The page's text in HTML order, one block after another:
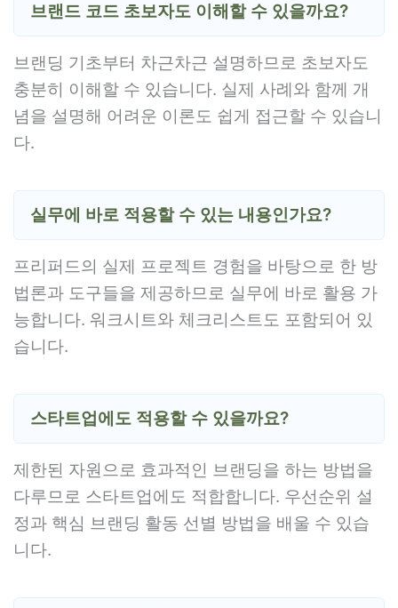
브랜드 코드 초보자도 이해할 수 있을까요?
브랜딩 기초부터 차근차근 설명하므로 초보자도
충분히 이해할 수 있습니다. 실제 사례와 함께 개
념을 설명해 어려운 이론도 쉽게 접근할 수 있습니
다.
실무에 바로 적용할 수 있는 내용인가요?
프리퍼드의 실제 프로젝트 경험을 바탕으로 한 방
법론과 도구들을 제공하므로 실무에 바로 활용 가
능합니다. 워크시트와 체크리스트도 포함되어 있
습니다.
스타트업에도 적용할 수 있을까요?
제한된 자원으로 효과적인 브랜딩을 하는 방법을
다루므로 스타트업에도 적합합니다. 우선순위 설
정과 핵심 브랜딩 활동 선별 방법을 배울 수 있습
니다.